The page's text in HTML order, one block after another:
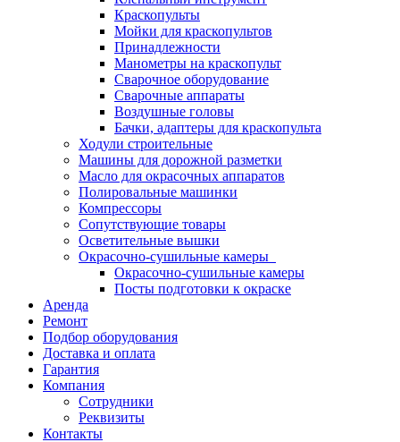
Краскопульты
Мойки для краскопультов
Принадлежности
Манометры на краскопульт
Сварочное оборудование
Сварочные аппараты
Воздушные головы
Бачки, адаптеры для краскопульта
Ходули строительные
Машины для дорожной разметки
Масло для окрасочных аппаратов
Полировальные машинки
Компрессоры
Сопутствующие товары
Осветительные вышки
Окрасочно-сушильные камеры
Окрасочно-сушильные камеры
Посты подготовки к окраске
Аренда
Ремонт
Подбор оборудования
Доставка и оплата
Гарантия
Компания
Сотрудники
Реквизиты
Контакты